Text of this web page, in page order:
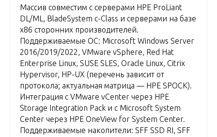
Массив совместим с серверами HPE ProLiant
DL/ML, BladeSystem c-Class и серверами на базе
x86 сторонних производителей.
Поддерживаемые ОС: Microsoft Windows Server
2016/2019/2022, VMware vSphere, Red Hat
Enterprise Linux, SUSE SLES, Oracle Linux, Citrix
Hypervisor, HP-UX (перечень зависит от
протокола; актуальная матрица — HPE SPOCK).
Интеграция с VMware vCenter через HPE
Storage Integration Pack и с Microsoft System
Center через HPE OneView for System Center.
Поддерживаемые накопители: SFF SSD RI, SFF